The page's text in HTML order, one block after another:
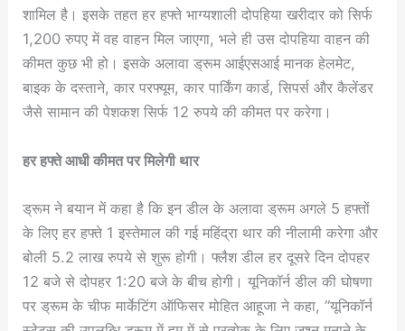
शामिल है। इसके तहत हर हफ्ते भाग्यशाली दोपहिया खरीदार को सिर्फ
1,200 रुपए में वह वाहन मिल जाएगा, भले ही उस दोपहिया वाहन की
कीमत कुछ भी हो। इसके अलावा ड्रूम आईएसआई मानक हेलमेट,
बाइक के दस्ताने, कार परफ्यूम, कार पार्किंग कार्ड, सिपर्स और कैलेंडर
जैसे सामान की पेशकश सिर्फ 12 रुपये की कीमत पर करेगा।
हर हफ्ते आधी कीमत पर मिलेगी थार
ड्रूम ने बयान में कहा है कि इन डील के अलावा ड्रूम अगले 5 हफ्तों
के लिए हर हफ्ते 1 इस्तेमाल की गई महिंद्रा थार की नीलामी करेगा और
बोली 5.2 लाख रुपये से शुरू होगी। फ्लैश डील हर दूसरे दिन दोपहर
12 बजे से दोपहर 1:20 बजे के बीच होगी। यूनिकॉर्न डील की घोषणा
पर ड्रूम के चीफ मार्केटिंग ऑफिसर मोहित आहूजा ने कहा, “यूनिकॉर्न